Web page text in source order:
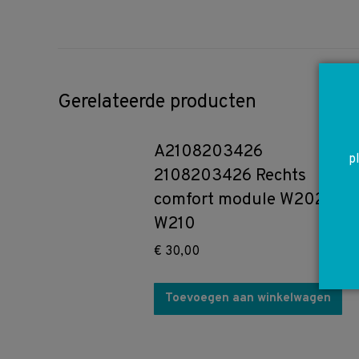
Gerelateerde producten
A2108203426
2108203426 Rechts
comfort module W202
W210
€ 30,00
Toevoegen aan winkelwagen